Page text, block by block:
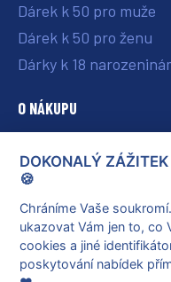
Dárek k 50 pro muže
Dárek k 50 pro ženu
Dárky k 18
O NÁKUPU
O nás
Vše o nákupu
Reklamace a vrácení
Obchodní podmínky
Ochrana osobních
DOKONALÝ
🍪
Chráníme Vaše
ukazovat Vám jen to, co
cookies a jiné
poskytování nabídek